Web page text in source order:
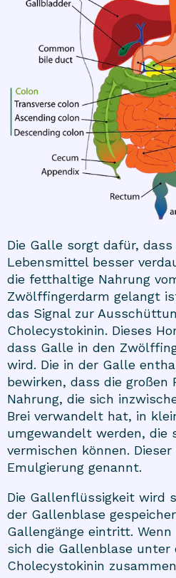
Die Galle sorgt dafür,
Lebensmittel besser
die fetthaltige Nahrung
Zwölffingerdarm gelangt
das Signal zur
Cholecystokinin. Dieses
dass Galle in den
wird. Die in der Galle
bewirken, dass die
Nahrung, die sich
Brei verwandelt hat, in
umgewandelt werden, die
vermischen können.
Emulgierung genannt.
Die Gallenflüssigkeit wird
der Gallenblase
Gallengänge eintritt.
sich die Gallenblase unter
Cholecystokinin